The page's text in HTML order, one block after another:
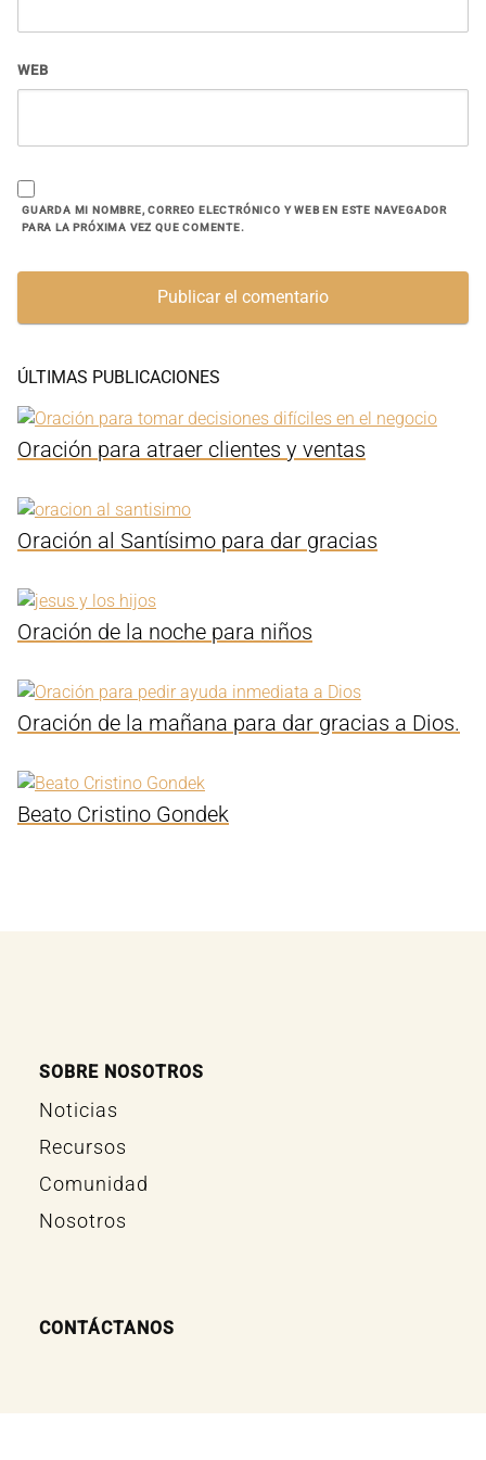
WEB
GUARDA MI NOMBRE, CORREO ELECTRÓNICO Y WEB EN ESTE NAVEGADOR
PARA LA PRÓXIMA VEZ QUE COMENTE.
ÚLTIMAS PUBLICACIONES
Oración para atraer clientes y ventas
Oración al Santísimo para dar gracias
Oración de la noche para niños
Oración de la mañana para dar gracias a Dios.
Beato Cristino Gondek
SOBRE NOSOTROS
Noticias
Recursos
Comunidad
Nosotros
CONTÁCTANOS